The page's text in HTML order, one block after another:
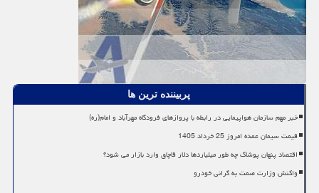
پربیننده ترین ها
خبر مهم سازمان هواپیمایی در رابطه با پروازهای فرودگاه مهرآباد و امام(ره)
قیمت سیمان عمده امروز 25 خرداد 1405
اقتصاد پنهان پوشاک چه طور میلیاردها دلار قاچاق وارد بازار می شود؟
واکنش وزارت صمت به گرانی خودرو